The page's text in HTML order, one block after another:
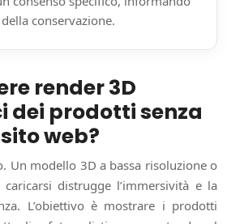
conservazione.
render 3D
dei prodotti senza
web?
Un modello 3D a bassa risoluzione o
distrugge l’immersività e la
L’obiettivo è mostrare i prodotti